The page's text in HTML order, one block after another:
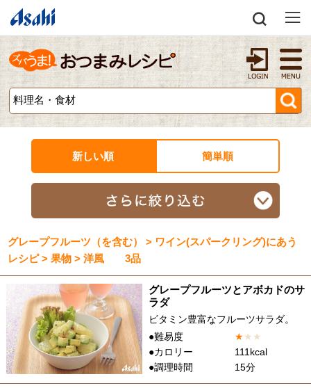
新しい順 簡単順
グレープフルーツ（を含む） > ワイン(スパークリング)にあう
レシピ > 果物 > 洋風 3品
グレープフルーツとアボカドのサ
ラダ
ビタミン豊富なフルーツサラダ。
●難易度
★★ ★
●カロリー
111kcal
●調理時間
15分